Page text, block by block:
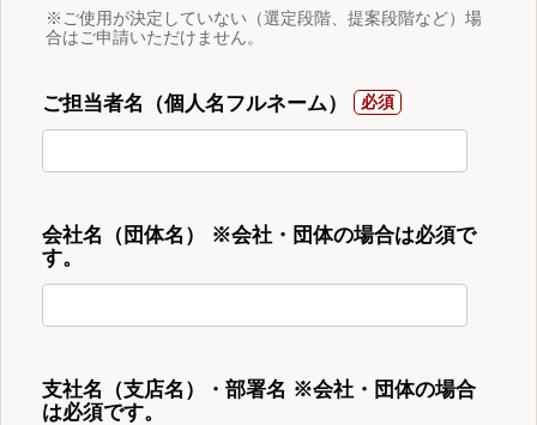
※ご使用が決定していない（選定段階、提案段階など）場
合はご申請いただけません。
ご担当者名（個人名フルネーム）
会社名（団体名） ※会社・団体の場合は必須で
す。
支社名（支店名）・部署名 ※会社・団体の場合
は必須です。